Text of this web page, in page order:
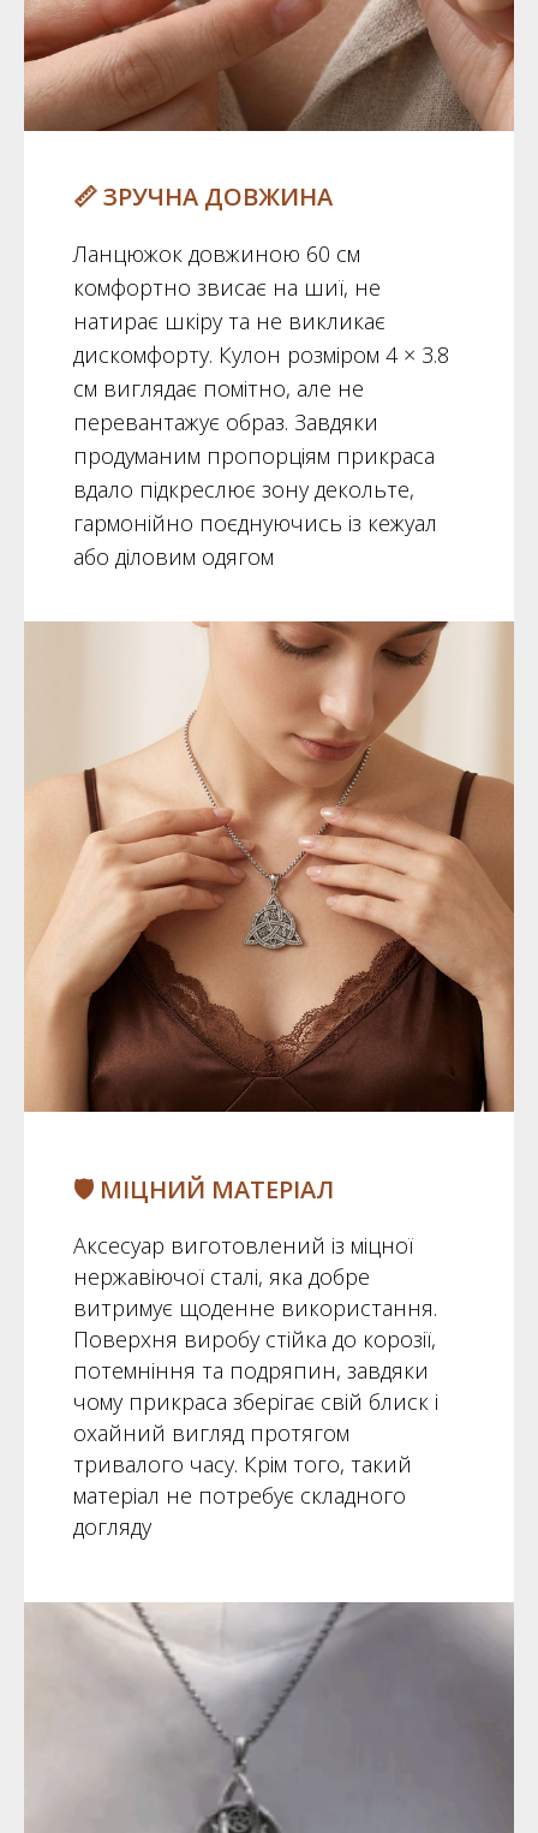
📏 ЗРУЧНА ДОВЖИНА
Ланцюжок довжиною 60 см
комфортно звисає на шиї, не
натирає шкіру та не викликає
дискомфорту. Кулон розміром 4 × 3.8
см виглядає помітно, але не
перевантажує образ. Завдяки
продуманим пропорціям прикраса
вдало підкреслює зону декольте,
гармонійно поєднуючись із кежуал
або діловим одягом
🛡️ МІЦНИЙ МАТЕРІАЛ
Аксесуар виготовлений із міцної
нержавіючої сталі, яка добре
витримує щоденне використання.
Поверхня виробу стійка до корозії,
потемніння та подряпин, завдяки
чому прикраса зберігає свій блиск і
охайний вигляд протягом
тривалого часу. Крім того, такий
матеріал не потребує складного
догляду